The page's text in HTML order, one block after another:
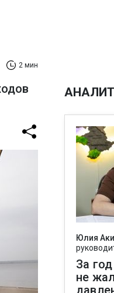
2 мин
Юлия
За
не